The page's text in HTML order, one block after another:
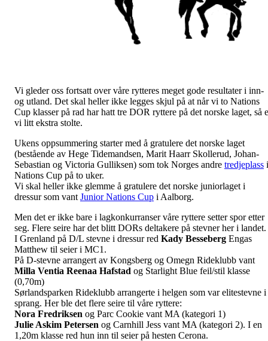
Vi gleder oss fortsatt over våre rytteres meget gode resultater i inn-
og utland. Det skal heller ikke legges skjul på at når vi to Nations
Cup klasser på rad har hatt tre DOR ryttere på det norske laget, så
vi litt ekstra stolte.
Ukens oppsummering starter med å gratulere det norske laget
(bestående av Hege Tidemandsen, Marit Haarr Skollerud, Johan-
Sebastian og Victoria Gulliksen) som tok Norges andre tredjeplass i
Nations Cup på to uker.
Vi skal heller ikke glemme å gratulere det norske juniorlaget i
dressur som vant Junior Nations Cup i Aalborg.
Men det er ikke bare i lagkonkurranser våre ryttere setter spor etter
seg. Flere seire har det blitt DORs deltakere på stevner her i landet.
I Grenland på D/L stevne i dressur red Kady Besseberg Engas
Matthew til seier i MC1.
På D-stevne arrangert av Kongsberg og Omegn Rideklubb vant
Milla Ventia Reenaa Hafstad og Starlight Blue feil/stil klasse
(0,70m)
Sørlandsparken Rideklubb arrangerte i helgen som var elitestevne i
sprang. Her ble det flere seire til våre ryttere:
Nora Fredriksen og Parc Cookie vant MA (kategori 1)
Julie Askim Petersen og Carnhill Jess vant MA (kategori 2). I en
1,20m klasse red hun inn til seier på hesten Cerona.